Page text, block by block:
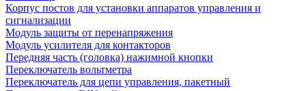
Корпус постов для установки аппаратов управления и
сигнализации
Модуль защиты от перенапряжения
Модуль усилителя для контакторов
Передняя часть (головка) нажимной кнопки
Переключатель вольтметра
Переключатель для цепи управления, пакетный